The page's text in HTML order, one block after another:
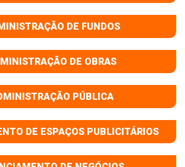
DE FUNDOS
DE OBRAS
PÚBLICA
DE ESPAÇOS PUBLICITÁRIOS